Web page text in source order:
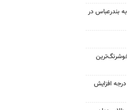
بندرعباس در
هوا در خراسان رضوی ۴ درجه افزایش